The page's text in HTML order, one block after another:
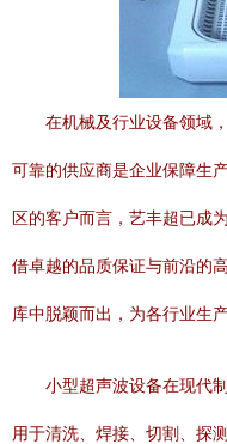
在机械及行业设备领域
可靠的供应商是企业保障生
区的客户而言，艺丰超已成
借卓越的品质保证与前沿的
库中脱颖而出，为各行业生
小型超声波设备在现代
用于清洗、焊接、切割、探